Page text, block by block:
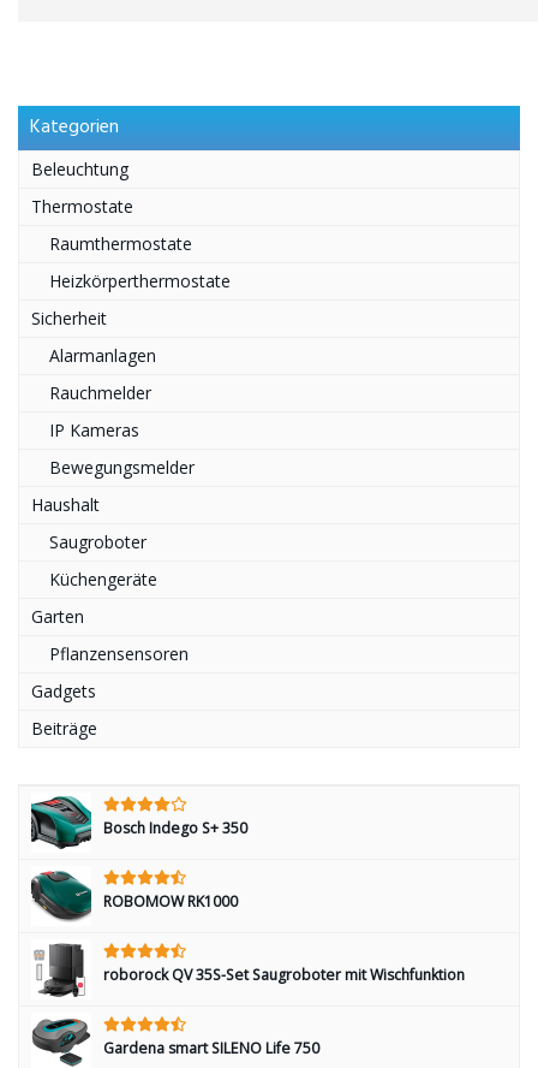
Kategorien
Beleuchtung
Thermostate
Raumthermostate
Heizkörperthermostate
Sicherheit
Alarmanlagen
Rauchmelder
IP Kameras
Bewegungsmelder
Haushalt
Saugroboter
Küchengeräte
Garten
Pflanzensensoren
Gadgets
Beiträge
Bosch Indego S+ 350
ROBOMOW RK1000
roborock QV 35S-Set Saugroboter mit Wischfunktion
Gardena smart SILENO Life 750